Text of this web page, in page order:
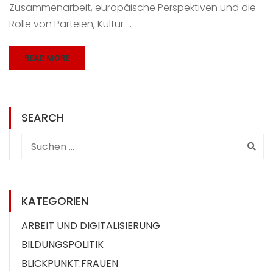
Zusammenarbeit, europäische Perspektiven und die
Rolle von Parteien, Kultur …
READ MORE
SEARCH
KATEGORIEN
ARBEIT UND DIGITALISIERUNG
BILDUNGSPOLITIK
BLICKPUNKT:FRAUEN